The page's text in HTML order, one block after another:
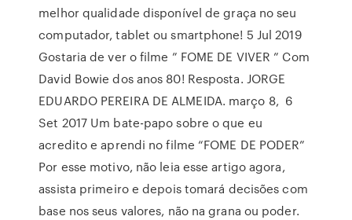
melhor qualidade disponível de graça no seu
computador, tablet ou smartphone! 5 Jul 2019
Gostaria de ver o filme ” FOME DE VIVER ” Com
David Bowie dos anos 80! Resposta. JORGE
EDUARDO PEREIRA DE ALMEIDA. março 8, 6
Set 2017 Um bate-papo sobre o que eu
acredito e aprendi no filme “FOME DE PODER”
Por esse motivo, não leia esse artigo agora,
assista primeiro e depois tomará decisões com
base nos seus valores, não na grana ou poder.